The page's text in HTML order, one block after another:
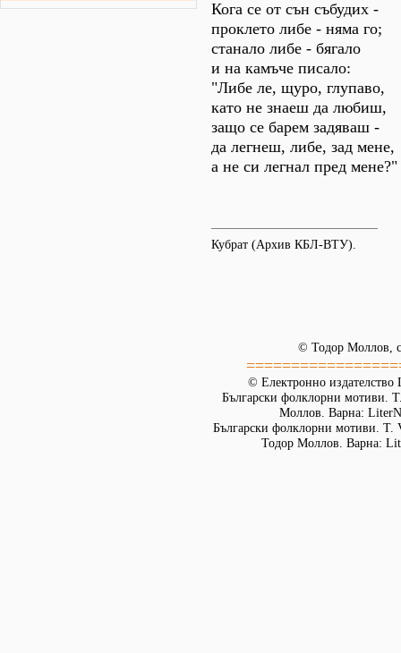
Кога се от сън събудих -
проклето либе - няма го;
станало либе - бягало
и на камъче писало:
"Либе ле, щуро, глупаво,
като не знаеш да любиш,
защо се барем задяваш -
да легнеш, либе, зад мене,
а не си легнал пред мене?"
Кубрат (Архив КБЛ-ВТУ).
© Тодор Моллов,
© Електронно издателство
Български фолклорни мотиви.
Моллов. Варна:
Български фолклорни мотиви. Т.
Тодор Моллов. Варна: